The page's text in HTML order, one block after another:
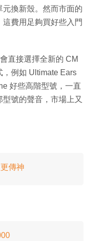
換新殼。然而市面的
費用足夠買好些入門
直接選擇全新的 CM
例如 Ultimate Ears
好些高階型號，一直
號的聲音，市場上又
傳神